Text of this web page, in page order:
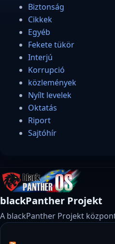
Biztonság
Cikkek
Egyéb
Fekete tükör
Interjú
Korrupció
közlemények
Nyílt levelek
Oktatás
Riport
Sajtóhír
blackPanther Projekt
A blackPanther Projekt